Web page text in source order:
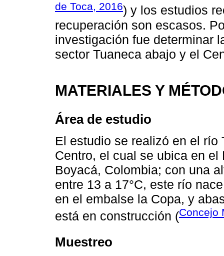
de Toca, 2016) y los estudios
recuperación son escasos.
investigación fue determinar
sector Tuaneca abajo y el
MATERIALES Y
Área de estudio
El estudio se realizó en el río
Centro, el cual se ubica en
Boyacá, Colombia; con una
entre 13 a 17°C, este río
en el embalse la Copa, y
está en construcción (Concejo
Muestreo